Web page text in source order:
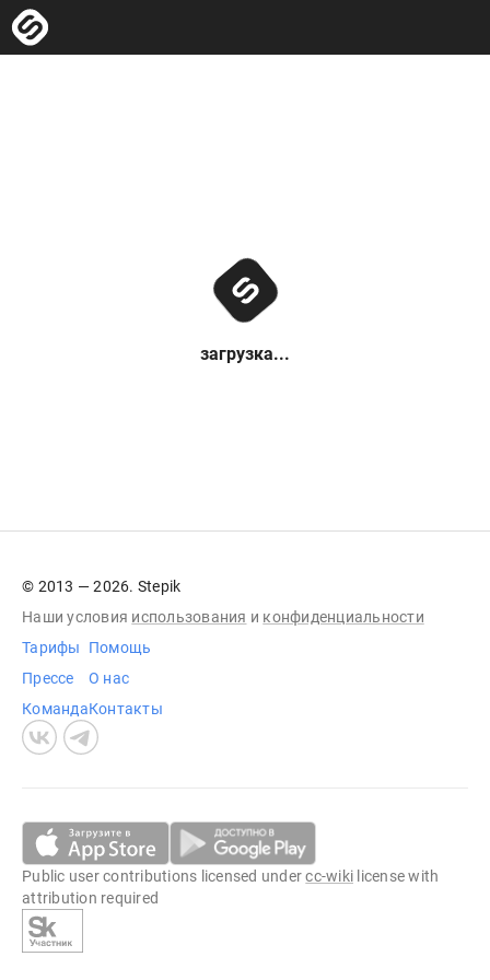
загрузка...
© 2013 — 2026. Stepik
Наши условия использования и конфиденциальности
Тарифы
Прессе
Команда
Помощь
О нас
Контакты
Public user contributions licensed undercc-wiki license with
attribution required